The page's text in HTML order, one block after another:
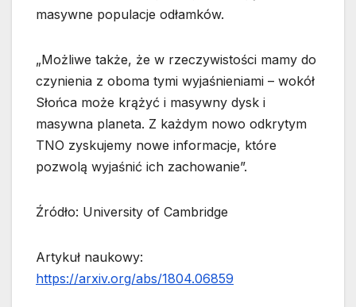
masywne populacje odłamków.
„Możliwe także, że w rzeczywistości mamy do
czynienia z oboma tymi wyjaśnieniami – wokół
Słońca może krążyć i masywny dysk i
masywna planeta. Z każdym nowo odkrytym
TNO zyskujemy nowe informacje, które
pozwolą wyjaśnić ich zachowanie”.
Źródło: University of Cambridge
Artykuł naukowy:
https://arxiv.org/abs/1804.06859